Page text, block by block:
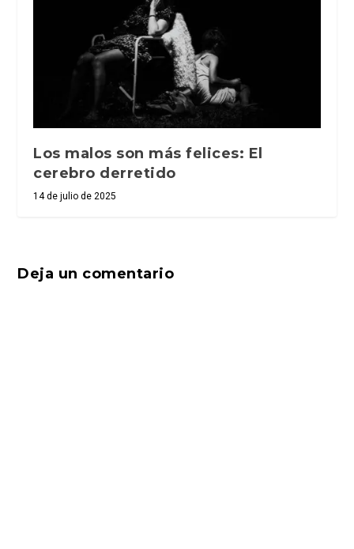
Los malos son más felices: El
cerebro derretido
14 de julio de 2025
Deja un comentario